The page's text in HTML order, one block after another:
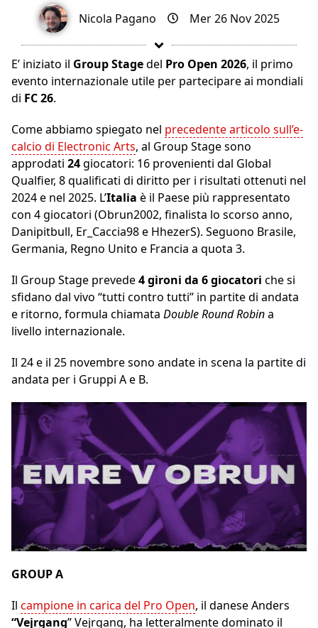
Nicola Pagano Mer 26 Nov 2025
E’ iniziato il Group Stagedel Pro Open 2026, il primo
evento internazionale utile per partecipare ai mondiali
di FC 26.
Come abbiamo spiegato nel precedente articolo sull’e-
calcio di Electronic Arts, al Group Stage sono
approdati 24giocatori: 16 provenienti dal Global
Qualfier, 8 qualificati di diritto per i risultati ottenuti nel
2024 e nel 2025. L’Italia è il Paese più rappresentato
con 4 giocatori (Obrun2002, finalista lo scorso anno,
Danipitbull, Er_Caccia98 e HhezerS). Seguono Brasile,
Germania, Regno Unito e Francia a quota 3.
Il Group Stage prevede4 gironi da 6 giocatori che si
sfidano dal vivo “tutti contro tutti” in partite di andata
e ritorno, formula chiamata DoubleRound Robina
livello internazionale.
Il 24 e il 25 novembre sono andate in scena la partite di
andata per i Gruppi A e B.
GROUP A
Il campione in carica del Pro Open, il danese Anders
“Vejrgang” Vejrgang, ha letteralmente dominato il